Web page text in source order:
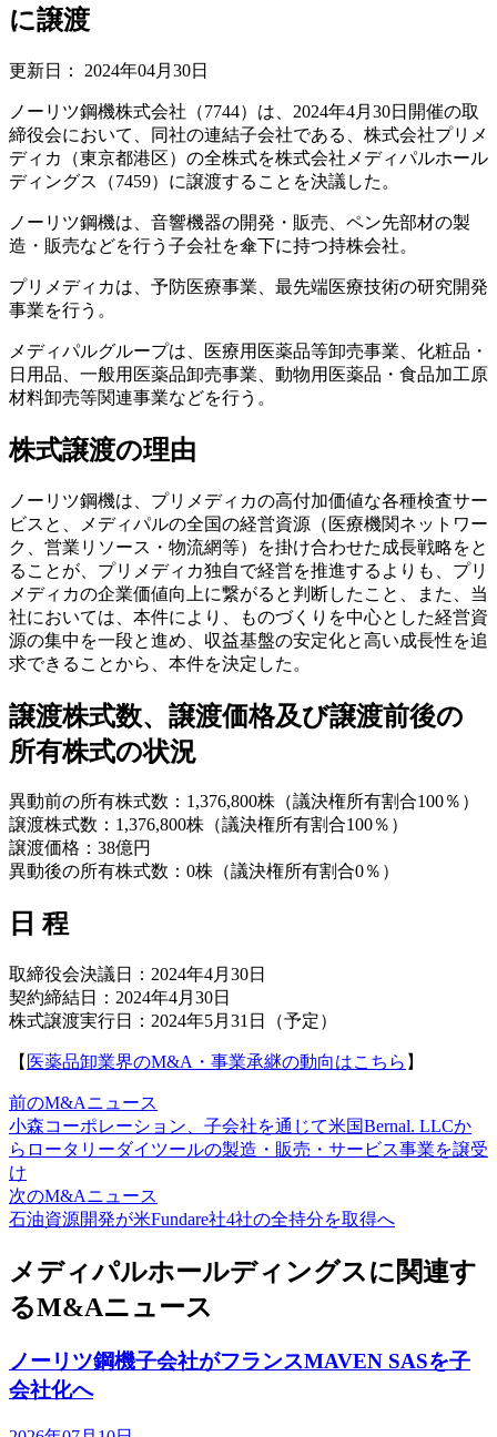
に譲渡
更新日： 2024年04月30日
ノーリツ鋼機株式会社（7744）は、2024年4月30日開催の取
締役会において、同社の連結子会社である、株式会社プリメ
ディカ（東京都港区）の全株式を株式会社メディパルホール
ディングス（7459）に譲渡することを決議した。
ノーリツ鋼機は、音響機器の開発・販売、ペン先部材の製
造・販売などを行う子会社を傘下に持つ持株会社。
プリメディカは、予防医療事業、最先端医療技術の研究開発
事業を行う。
メディパルグループは、医療用医薬品等卸売事業、化粧品・
日用品、一般用医薬品卸売事業、動物用医薬品・食品加工原
材料卸売等関連事業などを行う。
株式譲渡の理由
ノーリツ鋼機は、プリメディカの高付加価値な各種検査サー
ビスと、メディパルの全国の経営資源（医療機関ネットワー
ク、営業リソース・物流網等）を掛け合わせた成長戦略をと
ることが、プリメディカ独自で経営を推進するよりも、プリ
メディカの企業価値向上に繋がると判断したこと、また、当
社においては、本件により、ものづくりを中心とした経営資
源の集中を一段と進め、収益基盤の安定化と高い成長性を追
求できることから、本件を決定した。
譲渡株式数、譲渡価格及び譲渡前後の
所有株式の状況
異動前の所有株式数：1,376,800株（議決権所有割合100％）
譲渡株式数：1,376,800株（議決権所有割合100％）
譲渡価格：38億円
異動後の所有株式数：0株（議決権所有割合0％）
日 程
取締役会決議日：2024年4月30日
契約締結日：2024年4月30日
株式譲渡実行日：2024年5月31日（予定）
【 医薬品卸業界のM&A・事業承継の動向はこちら 】
前のM&Aニュース
小森コーポレーション、子会社を通じて米国Bernal. LLCか
らロータリーダイツールの製造・販売・サービス事業を譲受
け
次のM&Aニュース
石油資源開発が米Fundare社4社の全持分を取得へ
メディパルホールディングスに関連す
るM&Aニュース
ノーリツ鋼機子会社がフランスMAVEN SASを子
会社化へ